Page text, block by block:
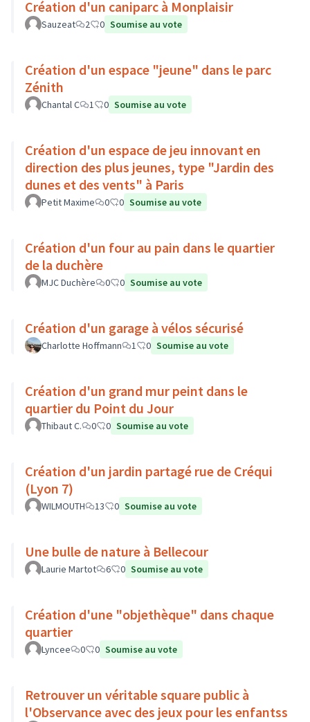
Création d'un caniparc à Monplaisir
Sauzeat 2 0 Soumise au vote
Création d'un espace "jeune" dans le parc
Zénith
Chantal C 1 0 Soumise au vote
Création d'un espace de jeu innovant en
direction des plus jeunes, type "Jardin des
dunes et des vents" à Paris
Petit Maxime 0 0 Soumise au vote
Création d'un four au pain dans le quartier
de la duchère
MJC Duchère 0 0 Soumise au vote
Création d'un garage à vélos sécurisé
Charlotte Hoffmann 1 0 Soumise au vote
Création d'un grand mur peint dans le
quartier du Point du Jour
Thibaut C. 0 0 Soumise au vote
Création d'un jardin partagé rue de Créqui
(Lyon 7)
WILMOUTH 13 0 Soumise au vote
Une bulle de nature à Bellecour
Laurie Martot 6 0 Soumise au vote
Création d'une "objethèque" dans chaque
quartier
Lyncee 0 0 Soumise au vote
Retrouver un véritable square public à
l'Observance avec des jeux pour les enfantss